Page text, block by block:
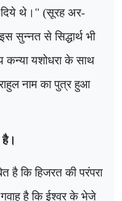
दिये थे।" (सूरह अर-
सुन्नत से सिद्धार्थ भी
कन्या यशोधरा के साथ
नाम का पुत्र हुआ
है।
है कि हिजरत की परंपरा
है कि ईश्वर के भेजे